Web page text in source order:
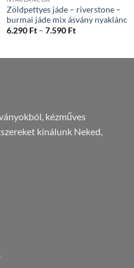
Zöldpettyes jáde – riverstone –
burmai jáde mix ásvány nyaklánc
6.290 Ft – 7.590 FtÁrtartomány:
kézműves
kínálunk Neked,